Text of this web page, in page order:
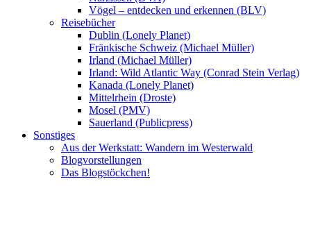
Vögel – entdecken und erkennen (BLV)
Reisebücher
Dublin (Lonely Planet)
Fränkische Schweiz (Michael Müller)
Irland (Michael Müller)
Irland: Wild Atlantic Way (Conrad Stein Verlag)
Kanada (Lonely Planet)
Mittelrhein (Droste)
Mosel (PMV)
Sauerland (Publicpress)
Sonstiges
Aus der Werkstatt: Wandern im Westerwald
Blogvorstellungen
Das Blogstöckchen!